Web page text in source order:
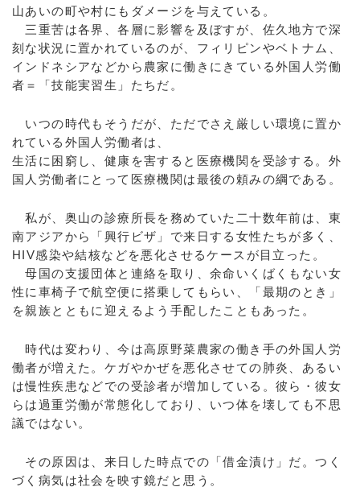
山あいの町や村にもダメージを与えている。
三重苦は各界、各層に影響を及ぼすが、佐久地方で深
刻な状況に置かれているのが、フィリピンやベトナム、
インドネシアなどから農家に働きにきている外国人労働
者＝「技能実習生」たちだ。
いつの時代もそうだが、ただでさえ厳しい環境に置か
れている外国人労働者は、
生活に困窮し、健康を害すると医療機関を受診する。外
国人労働者にとって医療機関は最後の頼みの綱である。
私が、奥山の診療所長を務めていた二十数年前は、東
南アジアから「興行ビザ」で来日する女性たちが多く、
HIV感染や結核などを悪化させるケースが目立った。
母国の支援団体と連絡を取り、余命いくばくもない女
性に車椅子で航空便に搭乗してもらい、「最期のとき」
を親族とともに迎えるよう手配したこともあった。
時代は変わり、今は高原野菜農家の働き手の外国人労
働者が増えた。ケガやかぜを悪化させての肺炎、あるい
は慢性疾患などでの受診者が増加している。彼ら・彼女
らは過重労働が常態化しており、いつ体を壊しても不思
議ではない。
その原因は、来日した時点での「借金漬け」だ。つく
づく病気は社会を映す鏡だと思う。